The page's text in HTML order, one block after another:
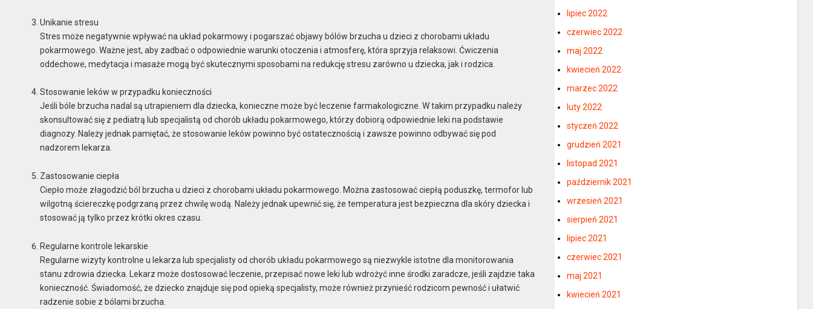
Unikanie stresu
Stres może negatywnie wpływać na układ pokarmowy i pogarszać objawy bólów brzucha u dzieci z chorobami układu
pokarmowego. Ważne jest, aby zadbać o odpowiednie warunki otoczenia i atmosferę, która sprzyja relaksowi. Ćwiczenia
oddechowe, medytacja i masaże mogą być skutecznymi sposobami na redukcję stresu zarówno u dziecka, jak i rodzica.
Stosowanie leków w przypadku konieczności
Jeśli bóle brzucha nadal są utrapieniem dla dziecka, konieczne może być leczenie farmakologiczne. W takim przypadku należy
skonsultować się z pediatrą lub specjalistą od chorób układu pokarmowego, którzy dobiorą odpowiednie leki na podstawie
diagnozy. Należy jednak pamiętać, że stosowanie leków powinno być ostatecznością i zawsze powinno odbywać się pod
nadzorem lekarza.
Zastosowanie ciepła
Ciepło może złagodzić ból brzucha u dzieci z chorobami układu pokarmowego. Można zastosować ciepłą poduszkę, termofor lub
wilgotną ściereczkę podgrzaną przez chwilę wodą. Należy jednak upewnić się, że temperatura jest bezpieczna dla skóry dziecka i
stosować ją tylko przez krótki okres czasu.
Regularne kontrole lekarskie
Regularne wizyty kontrolne u lekarza lub specjalisty od chorób układu pokarmowego są niezwykle istotne dla monitorowania
stanu zdrowia dziecka. Lekarz może dostosować leczenie, przepisać nowe leki lub wdrożyć inne środki zaradcze, jeśli zajdzie taka
konieczność. Świadomość, że dziecko znajduje się pod opieką specjalisty, może również przynieść rodzicom pewność i ułatwić
radzenie sobie z bólami brzucha.
lipiec 2022
czerwiec 2022
maj 2022
kwiecień 2022
marzec 2022
luty 2022
styczeń 2022
grudzień 2021
listopad 2021
październik 2021
wrzesień 2021
sierpień 2021
lipiec 2021
czerwiec 2021
maj 2021
kwiecień 2021